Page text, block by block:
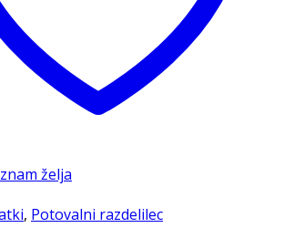
želja
, Potovalni razdelilec